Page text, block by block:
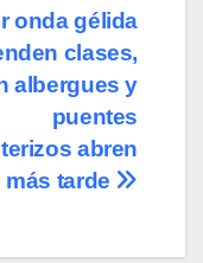
onda gélida
clases,
albergues y
puentes
abren
más tarde